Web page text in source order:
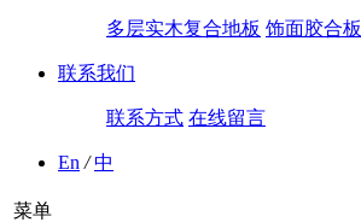
多层实木复合地板 饰面胶合板
联系我们
联系方式 在线留言
En /中
菜单